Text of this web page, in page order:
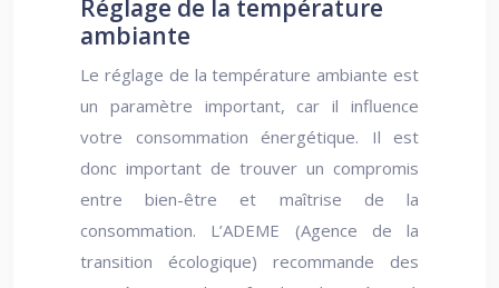
Réglage de la température
ambiante
Le réglage de la température ambiante est
un paramètre important, car il influence
votre consommation énergétique. Il est
donc important de trouver un compromis
entre bien-être et maîtrise de la
consommation. L’ADEME (Agence de la
transition écologique) recommande des